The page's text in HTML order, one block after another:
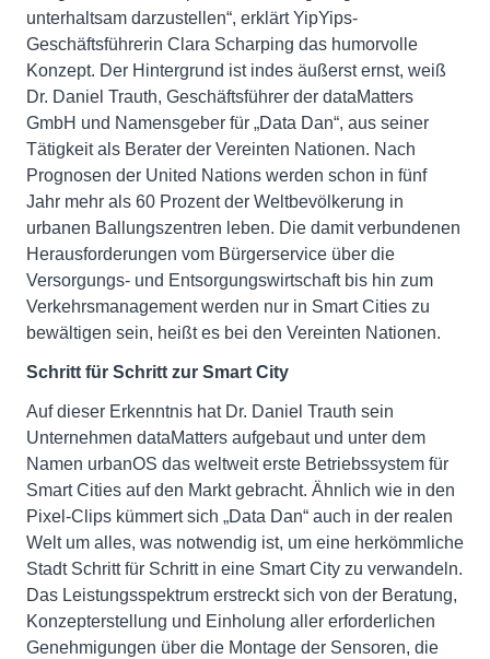
unterhaltsam darzustellen“, erklärt YipYips-
Geschäftsführerin Clara Scharping das humorvolle
Konzept. Der Hintergrund ist indes äußerst ernst, weiß
Dr. Daniel Trauth, Geschäftsführer der dataMatters
GmbH und Namensgeber für „Data Dan“, aus seiner
Tätigkeit als Berater der Vereinten Nationen. Nach
Prognosen der United Nations werden schon in fünf
Jahr mehr als 60 Prozent der Weltbevölkerung in
urbanen Ballungszentren leben. Die damit verbundenen
Herausforderungen vom Bürgerservice über die
Versorgungs- und Entsorgungswirtschaft bis hin zum
Verkehrsmanagement werden nur in Smart Cities zu
bewältigen sein, heißt es bei den Vereinten Nationen.
Schritt für Schritt zur Smart City
Auf dieser Erkenntnis hat Dr. Daniel Trauth sein
Unternehmen dataMatters aufgebaut und unter dem
Namen urbanOS das weltweit erste Betriebssystem für
Smart Cities auf den Markt gebracht. Ähnlich wie in den
Pixel-Clips kümmert sich „Data Dan“ auch in der realen
Welt um alles, was notwendig ist, um eine herkömmliche
Stadt Schritt für Schritt in eine Smart City zu verwandeln.
Das Leistungsspektrum erstreckt sich von der Beratung,
Konzepterstellung und Einholung aller erforderlichen
Genehmigungen über die Montage der Sensoren, die